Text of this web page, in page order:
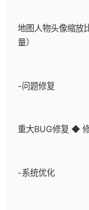
地图人物头像缩放
量）
-问题修复
重大BUG修复 ◆
-系统优化